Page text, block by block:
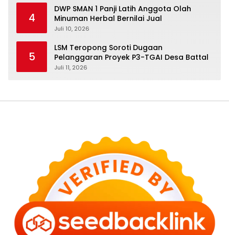
4
DWP SMAN 1 Panji Latih Anggota Olah
Minuman Herbal Bernilai Jual
Juli 10, 2026
5
LSM Teropong Soroti Dugaan
Pelanggaran Proyek P3-TGAI Desa Battal
Juli 11, 2026